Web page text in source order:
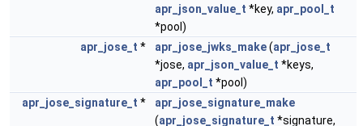
apr_json_value_t *key, apr_pool_t
*pool)
apr_jose_t * apr_jose_jwks_make(apr_jose_t
*jose, apr_json_value_t *keys,
apr_pool_t *pool)
apr_jose_signature_t *
apr_jose_signature_make
(apr_jose_signature_t *signature,